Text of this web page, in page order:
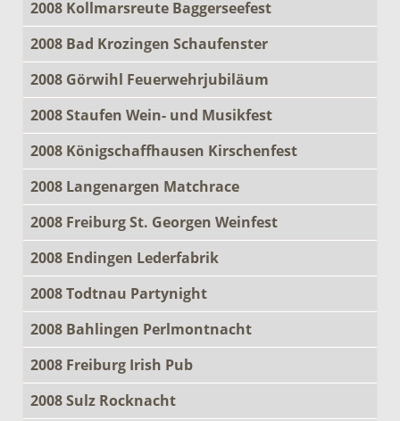
2008 Kollmarsreute Baggerseefest
2008 Bad Krozingen Schaufenster
2008 Görwihl Feuerwehrjubiläum
2008 Staufen Wein- und Musikfest
2008 Königschaffhausen Kirschenfest
2008 Langenargen Matchrace
2008 Freiburg St. Georgen Weinfest
2008 Endingen Lederfabrik
2008 Todtnau Partynight
2008 Bahlingen Perlmontnacht
2008 Freiburg Irish Pub
2008 Sulz Rocknacht